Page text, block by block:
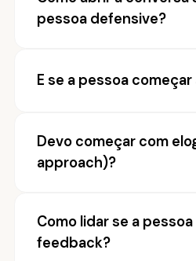
pessoa defensive?
E se a pessoa
Devo começar com
approach)?
Como lidar se a
feedback?